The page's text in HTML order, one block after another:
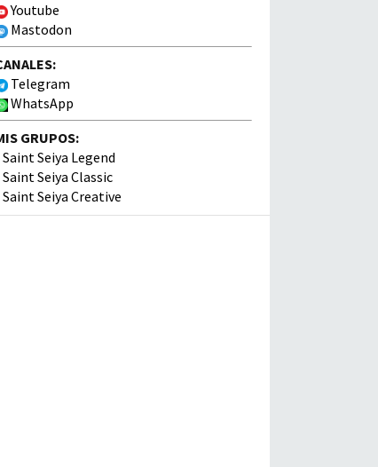
Youtube
Mastodon
Telegram
WhatsApp
GRUPOS:
Saint Seiya Legend
Saint Seiya Classic
Saint Seiya Creative